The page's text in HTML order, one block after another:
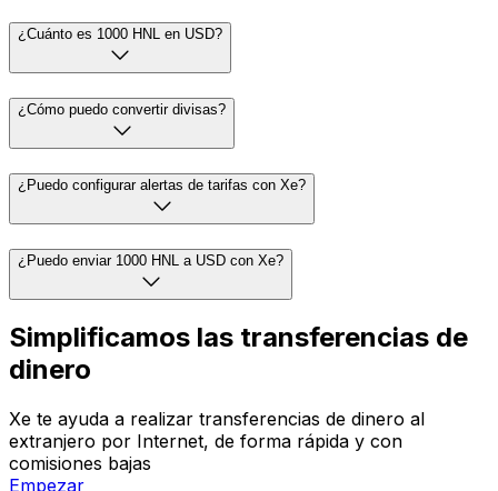
¿Cuánto es 1000 HNL en USD?
¿Cómo puedo convertir divisas?
¿Puedo configurar alertas de tarifas con Xe?
¿Puedo enviar 1000 HNL a USD con Xe?
Simplificamos las transferencias de
dinero
Xe te ayuda a realizar transferencias de dinero al
extranjero por Internet, de forma rápida y con
comisiones bajas
Empezar